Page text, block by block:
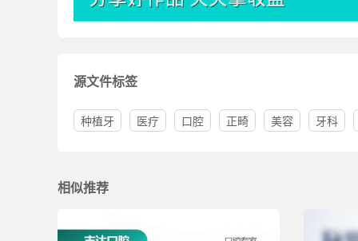
源文件标签
种植牙 医疗 口腔 正畸 美容 牙科
相似推荐